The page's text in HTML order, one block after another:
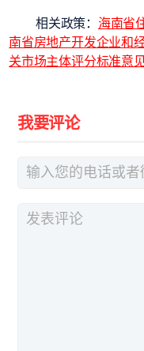
相关政策： 海南省
南省房地产开发企业和
关市场主体评分标准意
我要评论